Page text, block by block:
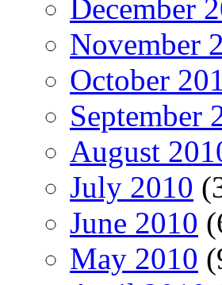
December
November
October
September
August
July 2010
June 2010
May 2010